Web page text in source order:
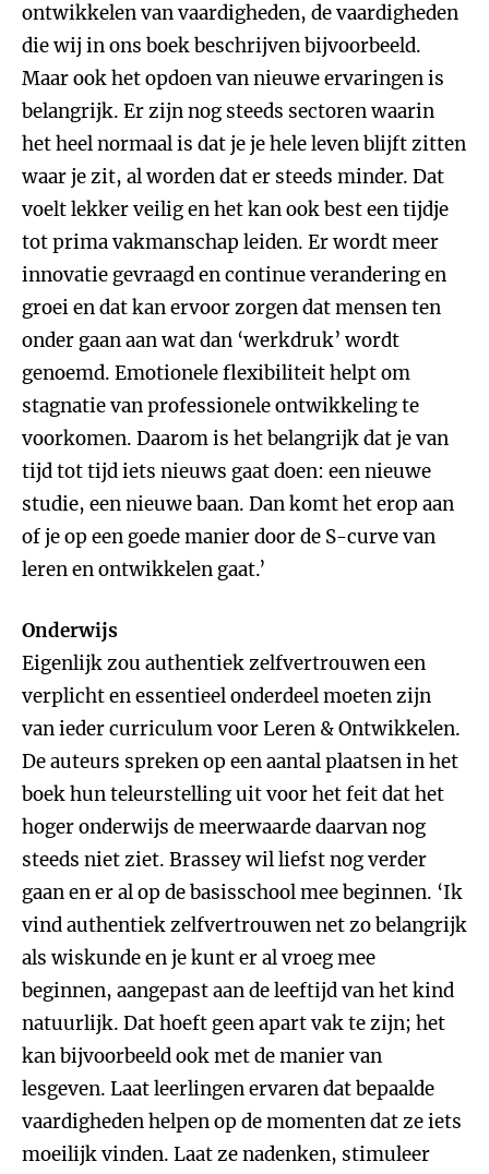
ontwikkelen van vaardigheden, de vaardigheden
die wij in ons boek beschrijven bijvoorbeeld.
Maar ook het opdoen van nieuwe ervaringen is
belangrijk. Er zijn nog steeds sectoren waarin
het heel normaal is dat je je hele leven blijft zitten
waar je zit, al worden dat er steeds minder. Dat
voelt lekker veilig en het kan ook best een tijdje
tot prima vakmanschap leiden. Er wordt meer
innovatie gevraagd en continue verandering en
groei en dat kan ervoor zorgen dat mensen ten
onder gaan aan wat dan ‘werkdruk’ wordt
genoemd. Emotionele flexibiliteit helpt om
stagnatie van professionele ontwikkeling te
voorkomen. Daarom is het belangrijk dat je van
tijd tot tijd iets nieuws gaat doen: een nieuwe
studie, een nieuwe baan. Dan komt het erop aan
of je op een goede manier door de S-curve van
leren en ontwikkelen gaat.’
Onderwijs
Eigenlijk zou authentiek zelfvertrouwen een
verplicht en essentieel onderdeel moeten zijn
van ieder curriculum voor Leren & Ontwikkelen.
De auteurs spreken op een aantal plaatsen in het
boek hun teleurstelling uit voor het feit dat het
hoger onderwijs de meerwaarde daarvan nog
steeds niet ziet. Brassey wil liefst nog verder
gaan en er al op de basisschool mee beginnen. ‘Ik
vind authentiek zelfvertrouwen net zo belangrijk
als wiskunde en je kunt er al vroeg mee
beginnen, aangepast aan de leeftijd van het kind
natuurlijk. Dat hoeft geen apart vak te zijn; het
kan bijvoorbeeld ook met de manier van
lesgeven. Laat leerlingen ervaren dat bepaalde
vaardigheden helpen op de momenten dat ze iets
moeilijk vinden. Laat ze nadenken, stimuleer